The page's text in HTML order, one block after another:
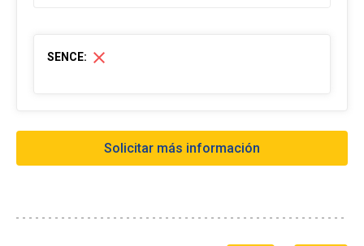
- Web pay: Tarjeta de crédito hasta 3 cuotas
SENCE: close
Solicitar más información